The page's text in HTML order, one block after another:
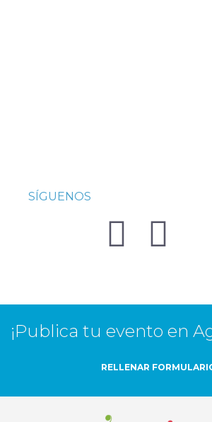
SÍGUENOS
¡Publica tu evento en
RELLENAR